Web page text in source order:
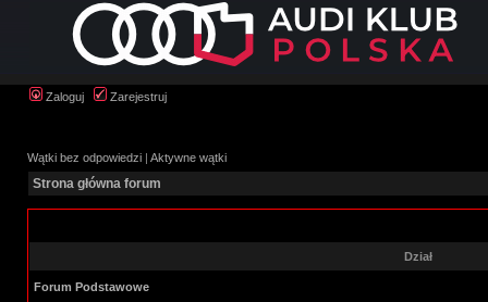
Zaloguj Zarejestruj
Wątki bez odpowiedzi | Aktywne wątki
Strona główna forum
Dział
Forum Podstawowe